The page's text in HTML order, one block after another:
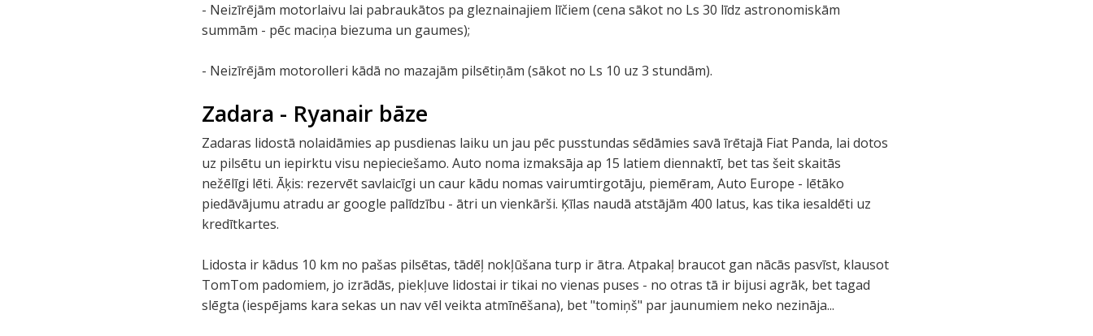
- Neizīrējām motorlaivu lai pabraukātos pa gleznainajiem līčiem (cena sākot no Ls 30 līdz astronomiskām
summām - pēc maciņa biezuma un gaumes);
- Neizīrējām motorolleri kādā no mazajām pilsētiņām (sākot no Ls 10 uz 3 stundām).
Zadara - Ryanair bāze
Zadaras lidostā nolaidāmies ap pusdienas laiku un jau pēc pusstundas sēdāmies savā īrētajā Fiat Panda, lai dotos
uz pilsētu un iepirktu visu nepieciešamo. Auto noma izmaksāja ap 15 latiem diennaktī, bet tas šeit skaitās
nežēlīgi lēti. Āķis: rezervēt savlaicīgi un caur kādu nomas vairumtirgotāju, piemēram, Auto Europe - lētāko
piedāvājumu atradu ar google palīdzību - ātri un vienkārši. Ķīlas naudā atstājām 400 latus, kas tika iesaldēti uz
kredītkartes.
Lidosta ir kādus 10 km no pašas pilsētas, tādēļ nokļūšana turp ir ātra. Atpakaļ braucot gan nācās pasvīst, klausot
TomTom padomiem, jo izrādās, piekļuve lidostai ir tikai no vienas puses - no otras tā ir bijusi agrāk, bet tagad
slēgta (iespējams kara sekas un nav vēl veikta atmīnēšana), bet "tomiņš" par jaunumiem neko nezināja...